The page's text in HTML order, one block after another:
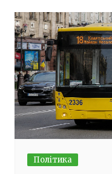
Політика